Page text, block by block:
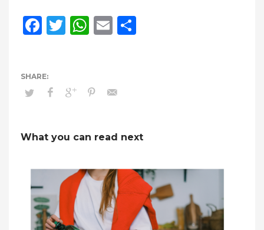
Facebook
Twitter
WhatsApp
Email
What you can read next